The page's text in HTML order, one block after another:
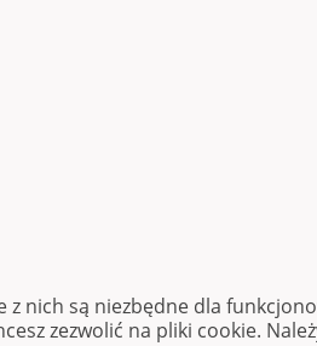
nich są niezbędne dla
zezwolić na pliki cookie.